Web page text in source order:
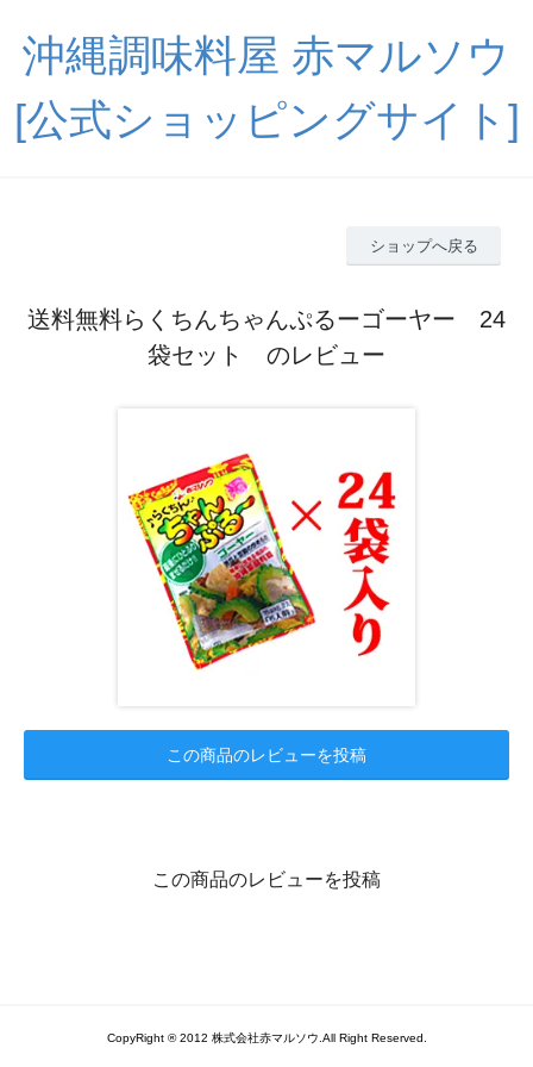
沖縄調味料屋 赤マルソウ
[公式ショッピングサイト]
ショップへ戻る
送料無料らくちんちゃんぷるーゴーヤー 24
袋セット のレビュー
この商品のレビューを投稿
この商品のレビューを投稿
CopyRight ® 2012 株式会社赤マルソウ.All Right Reserved.